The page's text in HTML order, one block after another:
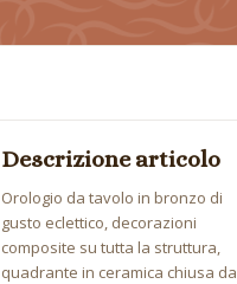
Descrizione articolo
Orologio da tavolo in bronzo di
gusto eclettico, decorazioni
composite su tutta la struttura,
quadrante in ceramica chiusa da